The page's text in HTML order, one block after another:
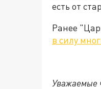
есть от
Ранее
в силу
Уважаемые